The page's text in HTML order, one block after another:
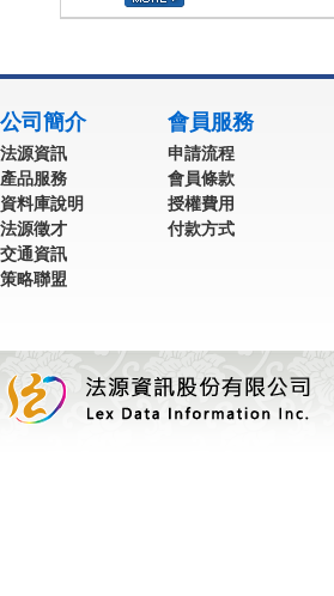
公司簡介
法源資訊
產品服務
資料庫說明
法源徵才
交通資訊
策略聯盟
會員服務
申請流程
會員條款
授權費用
付款方式